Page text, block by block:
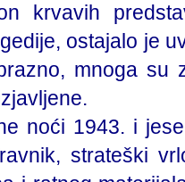
krvavih
ostajalo je
mnoga su
noći 1943. i
strateški